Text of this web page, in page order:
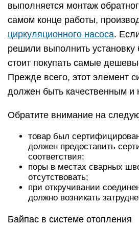
выполняется монтаж
самом конце работы,
циркуляционного насоса.
решили выполнить установку
стоит покупать самые
Прежде всего, этот элемент
должен быть качественным
Обратите внимание на
товар был
должен предоставить
соответствия;
поры в местах сварных
отсутствовать;
при откручивании
должно возникать
Байпас в системе отопления